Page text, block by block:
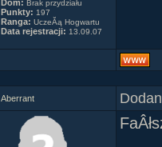
Ma
Qin
Nic
Dom: Brak przydziału
Punkty: 197
Ranga: UczeĂą Hogwartu
Data rejestracji: 13.09.07
Aberrant